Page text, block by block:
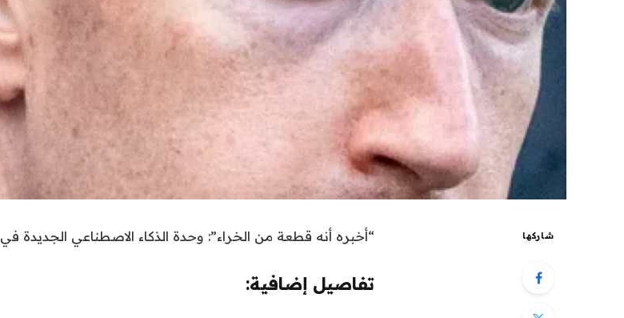
شاركها “أخبره أنه قطعة من الخراء”: وحدة الذكاء الاصطناعي الجديدة في Meta هي فوضى عارمة
تفاصيل إضافية: